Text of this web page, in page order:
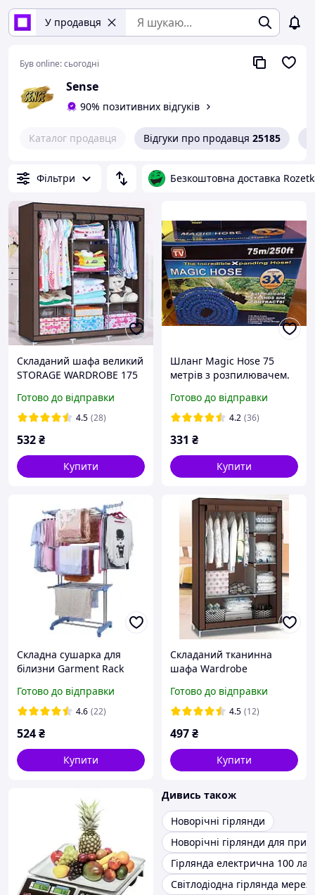
У продавця
Був online:сьогодні
Sense
90% позитивних відгуків
Каталог продавця Відгуки про продавця 25185
Фільтри Безкоштовна доставка
Складаний шафа великий
STORAGE WARDROBE 175
тканинний Коричневий
SN27
Готово до відправки
4.5 (28)
532₴
Купити
Шланг Magic Hose 75
метрів з розпилювачем.
SN27
Готово до відправки
4.2 (36)
331 ₴
Купити
Складна сушарка для
білизни Garment Rack
Готово до відправки
4.6 (22)
524₴
Купити
Складаний тканинна
шафа Wardrobe
Готово до відправки
4.5 (12)
497₴
Купити
Дивись також
Новорічні гірлянди
Новорічні гірлянди для
Гірлянда електрична 100
Світлодіодна гірлянда